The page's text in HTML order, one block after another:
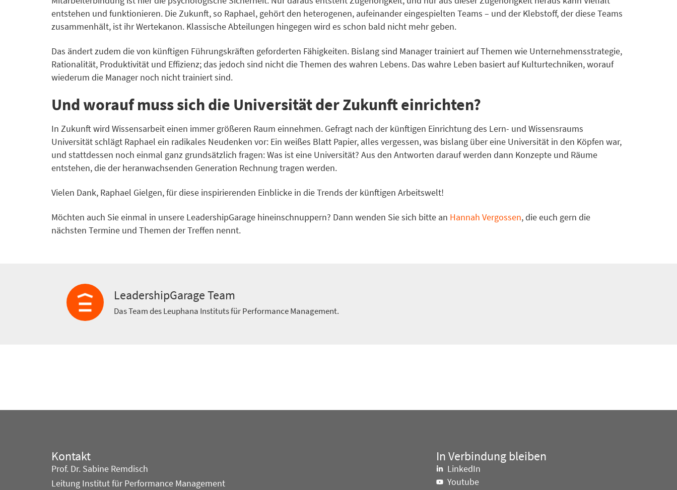
entstehen und funktionieren. Die Zukunft, so Raphael, gehört den heterogenen, aufeinander eingespielten Teams – und der Klebstoff, der diese Teams
zusammenhält, ist ihr Wertekanon. Klassische Abteilungen hingegen wird es schon bald nicht mehr geben.
Das ändert zudem die von künftigen Führungskräften geforderten Fähigkeiten. Bislang sind Manager trainiert auf Themen wie Unternehmensstrategie,
Rationalität, Produktivität und Effizienz; das jedoch sind nicht die Themen des wahren Lebens. Das wahre Leben basiert auf Kulturtechniken, worauf
wiederum die Manager noch nicht trainiert sind.
Und worauf muss sich die Universität der Zukunft einrichten?
In Zukunft wird Wissensarbeit einen immer größeren Raum einnehmen. Gefragt nach der künftigen Einrichtung des Lern- und Wissensraums
Universität schlägt Raphael ein radikales Neudenken vor: Ein weißes Blatt Papier, alles vergessen, was bislang über eine Universität in den Köpfen war,
und stattdessen noch einmal ganz grundsätzlich fragen: Was ist eine Universität? Aus den Antworten darauf werden dann Konzepte und Räume
entstehen, die der heranwachsenden Generation Rechnung tragen werden.
Vielen Dank, Raphael Gielgen, für diese inspirierenden Einblicke in die Trends der künftigen Arbeitswelt!
Möchten auch Sie einmal in unsere LeadershipGarage hineinschnuppern? Dann wenden Sie sich bitte an Hannah Vergossen, die euch gern die
nächsten Termine und Themen der Treffen nennt.
LeadershipGarage Team
Das Team des Leuphana Instituts für Performance Management.
Kontakt
Prof. Dr. Sabine Remdisch
Leitung Institut für Performance Management
In Verbindung bleiben
LinkedIn
Youtube